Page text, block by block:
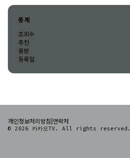
통계
조회수
추천
용량
등록일
개인정보처리방침|연락처
© 2026 카카오TV. All rights reserved.